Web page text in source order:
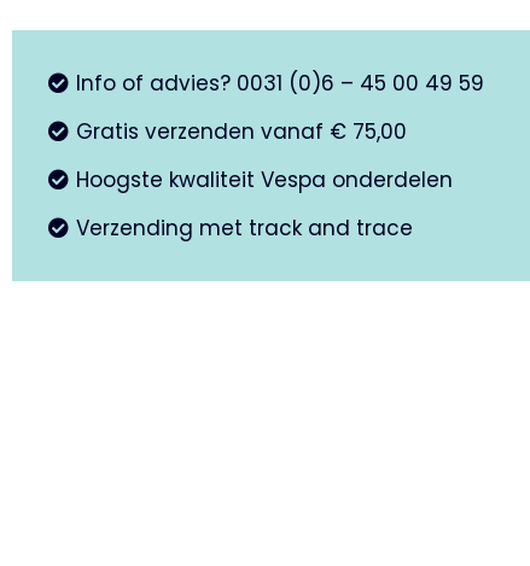
Primavera
Info of advies? 0031 (0)6 – 45 00 49 59
Gratis verzenden vanaf € 75,00
Hoogste kwaliteit Vespa onderdelen
Verzending met track and trace